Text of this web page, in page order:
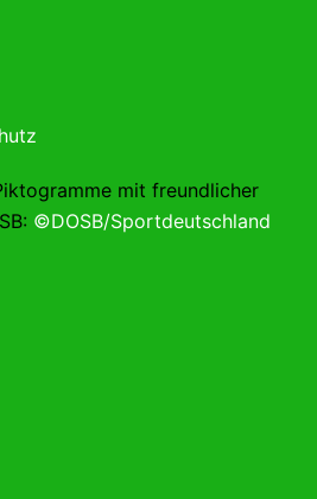
mit freundlicher
©DOSB/Sportdeutschland